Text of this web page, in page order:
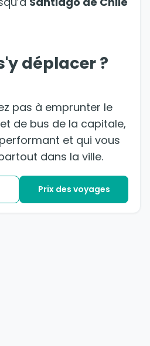
déplacer ?
pas à emprunter le
de bus de la capitale,
et qui vous
dans la ville.
Prix des voyages